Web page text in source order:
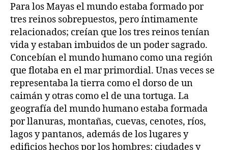
Para los Mayas el mundo estaba formado por
tres reinos sobrepuestos, pero íntimamente
relacionados; creían que los tres reinos tenían
vida y estaban imbuidos de un poder sagrado.
Concebían el mundo humano como una región
que flotaba en el mar primordial. Unas veces se
representaba la tierra como el dorso de un
caimán y otras como el de una tortuga. La
geografía del mundo humano estaba formada
por llanuras, montañas, cuevas, cenotes, ríos,
lagos y pantanos, además de los lugares y
edificios hechos por los hombres: ciudades y